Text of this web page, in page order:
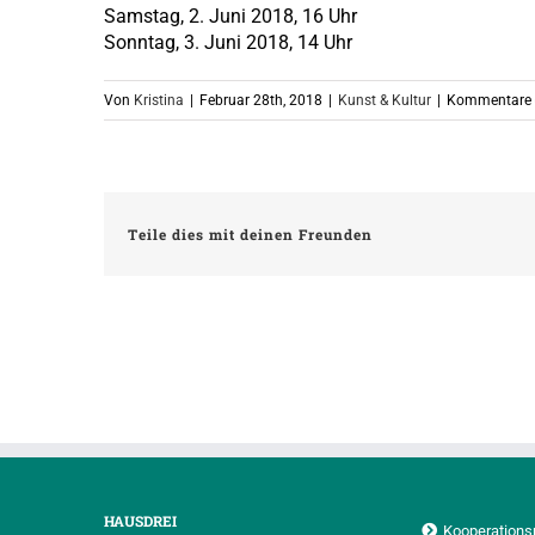
Samstag, 2. Juni 2018, 16 Uhr
Sonntag, 3. Juni 2018, 14 Uhr
Von Kristina Februar 28th, 2018 Kunst & Kultur
Teile dies mit deinen Freunden
HAUSDREI